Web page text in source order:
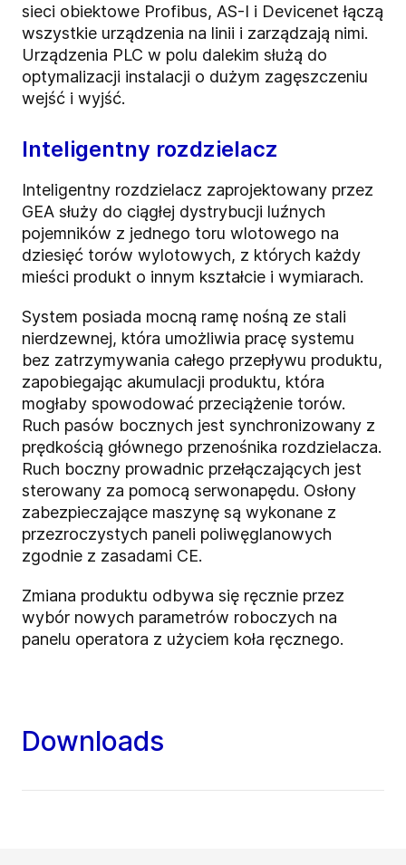
sieci obiektowe Profibus, AS-I i Devicenet łączą
wszystkie urządzenia na linii i zarządzają nimi.
Urządzenia PLC w polu dalekim służą do
optymalizacji instalacji o dużym zagęszczeniu
wejść i wyjść.
Inteligentny rozdzielacz
Inteligentny rozdzielacz zaprojektowany przez
GEA służy do ciągłej dystrybucji luźnych
pojemników z jednego toru wlotowego na
dziesięć torów wylotowych, z których każdy
mieści produkt o innym kształcie i wymiarach.
System posiada mocną ramę nośną ze stali
nierdzewnej, która umożliwia pracę systemu
bez zatrzymywania całego przepływu produktu,
zapobiegając akumulacji produktu, która
mogłaby spowodować przeciążenie torów.
Ruch pasów bocznych jest synchronizowany z
prędkością głównego przenośnika rozdzielacza.
Ruch boczny prowadnic przełączających jest
sterowany za pomocą serwonapędu. Osłony
zabezpieczające maszynę są wykonane z
przezroczystych paneli poliwęglanowych
zgodnie z zasadami CE.
Zmiana produktu odbywa się ręcznie przez
wybór nowych parametrów roboczych na
panelu operatora z użyciem koła ręcznego.
Downloads